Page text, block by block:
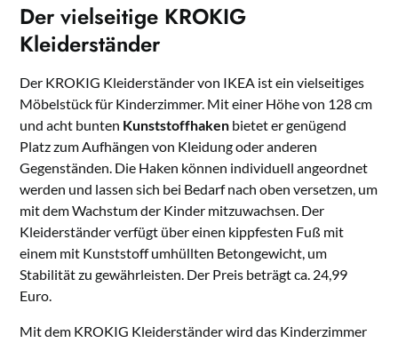
Der vielseitige KROKIG
Kleiderständer
Der KROKIG Kleiderständer von IKEA ist ein vielseitiges
Möbelstück für Kinderzimmer. Mit einer Höhe von 128 cm
und acht bunten Kunststoffhaken bietet er genügend
Platz zum Aufhängen von Kleidung oder anderen
Gegenständen. Die Haken können individuell angeordnet
werden und lassen sich bei Bedarf nach oben versetzen, um
mit dem Wachstum der Kinder mitzuwachsen. Der
Kleiderständer verfügt über einen kippfesten Fuß mit
einem mit Kunststoff umhüllten Betongewicht, um
Stabilität zu gewährleisten. Der Preis beträgt ca. 24,99
Euro.
Mit dem KROKIG Kleiderständer wird das Kinderzimmer